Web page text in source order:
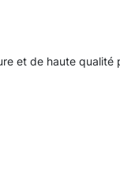
et de haute